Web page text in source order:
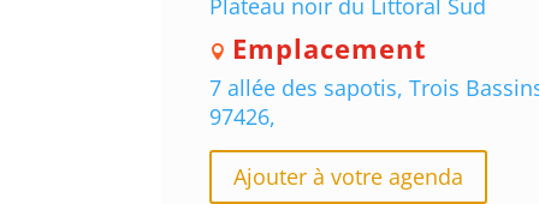
Emplacement
7 allée des sapotis, Trois
97426,
Ajouter à votre agenda